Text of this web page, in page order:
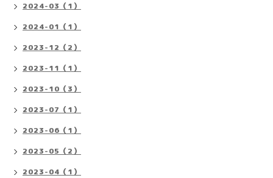
2024-03（1）
2024-01（1）
2023-12（2）
2023-11（1）
2023-10（3）
2023-07（1）
2023-06（1）
2023-05（2）
2023-04（1）